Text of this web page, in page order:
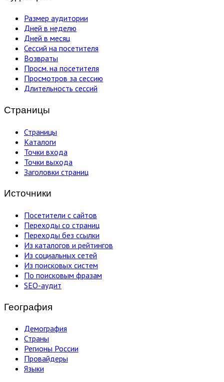
Размер аудитории
Дней в неделю
Дней в месяц
Сессий на посетителя
Возвраты
Просм. на посетителя
Просмотров за сессию
Длительность сессий
Страницы
Страницы
Каталоги
Точки входа
Точки выхода
Заголовки страниц
Источники
Посетители с сайтов
Переходы со страниц
Переходы без ссылки
Из каталогов и рейтингов
Из социальных сетей
Из поисковых систем
По поисковым фразам
SEO-аудит
География
Демография
Страны
Регионы России
Провайдеры
Языки